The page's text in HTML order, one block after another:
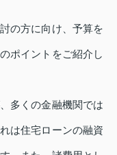
の方に向け、予算を
ポイントをご紹介し
多くの金融機関では
は住宅ローンの融資